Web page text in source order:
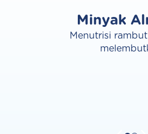
Minyak
Menutrisi